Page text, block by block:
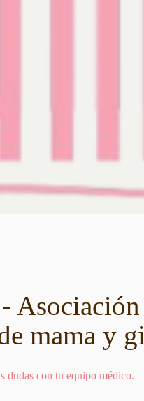
Asociación
mama y
dudas con tu equipo médico.